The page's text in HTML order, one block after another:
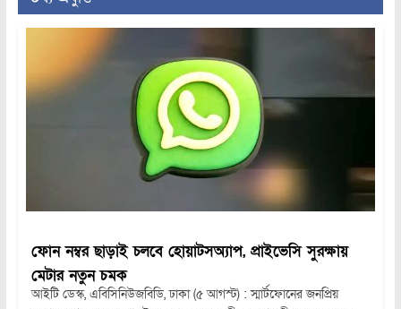
ফোন নম্বর ছাড়াই চলবে হোয়াটসঅ্যাপ, প্রাইভেসি সুরক্ষায়
মেটার নতুন চমক
আইটি ডেস্ক, এবিসিনিউজবিডি, ঢাকা (৫ আগস্ট) : স্মার্টফোনের জনপ্রিয়